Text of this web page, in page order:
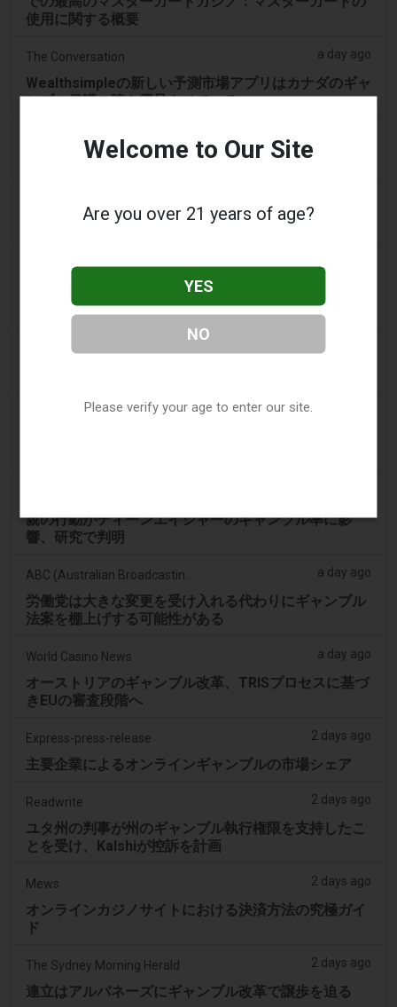
使用に関する概要
The Conversation a day ago
Wealthsimpleの新しい予測市場アプリはカナダのギャ
ンブル保護の隙を露呈させている
元Herediano幹部、米国の賭博事件で罪を認める
Breitbart News Network a day ago
連邦判事がユタ州による予測市場Kalshiへの賭博禁止
法の適用を認める - Breitbart
Https://www.kcrg.com
Times Argus
親の行動がティーンエイジャーのギャンブル率に影
響、研究で判明
a day ago
労働党は大きな変更を受け入れる代わりにギャンブル
法案を棚上げする可能性がある
World Casino News a day ago
オーストリアのギャンブル改革、TRISプロセスに基づ
きEUの審査段階へ
Express-press-release 2 days ago
主要企業によるオンラインギャンブルの市場シェア
Readwrite 2 days ago
ユタ州の判事が州のギャンブル執行権限を支持したこ
とを受け、Kalshiが控訴を計画
Mews 2 days ago
オンラインカジノサイトにおける決済方法の究極ガイ
ド
The Sydney Morning Herald 2 days ago
連立はアルバネーズにギャンブル改革で譲歩を迫る
Welcome to Our Site
Are you over 21 years of age?
YES
NO
Please verify your age to enter our site.